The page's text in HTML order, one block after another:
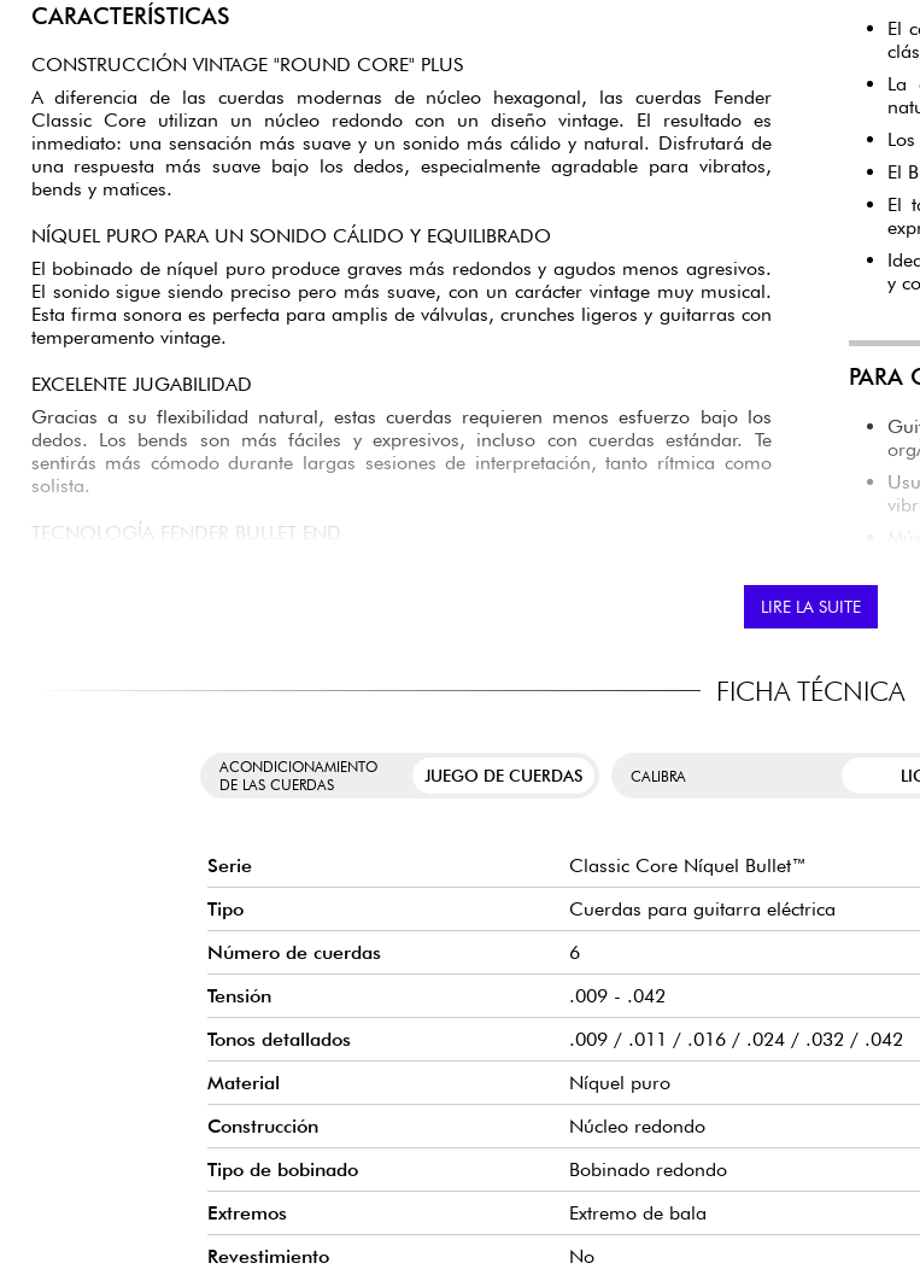
CARACTERÍSTICAS
CONSTRUCCIÓN VINTAGE "ROUND CORE" PLUS
A diferencia de las cuerdas modernas de núcleo hexagonal, las cuerdas Fender
Classic Core utilizan un núcleo redondo con un diseño vintage. El resultado es
inmediato: una sensación más suave y un sonido más cálido y natural. Disfrutará de
una respuesta más suave bajo los dedos, especialmente agradable para vibratos,
bends y matices.
NÍQUEL PURO PARA UN SONIDO CÁLIDO Y EQUILIBRADO
El bobinado de níquel puro produce graves más redondos y agudos menos agresivos.
El sonido sigue siendo preciso pero más suave, con un carácter vintage muy musical.
Esta firma sonora es perfecta para amplis de válvulas, crunches ligeros y guitarras con
temperamento vintage.
EXCELENTE JUGABILIDAD
Gracias a su flexibilidad natural, estas cuerdas requieren menos esfuerzo bajo los
dedos. Los bends son más fáciles y expresivos, incluso con cuerdas estándar. Te
sentirás más cómodo durante largas sesiones de interpretación, tanto rítmica como
solista.
TECNOLOGÍA FENDER BULLET END
de las guitarras Fender compatibles. El resultado es una mayor estabilidad de
afinación y un sustain más suave. Esto es especialmente interesante para los usuarios
El
La
El
El
y
PARA
LIRE LA SUITE
FICHA TÉCNICA
ACONDICIONAMIENTO
DE LAS CUERDAS
JUEGO DE CUERDAS CALIBRA
Serie
Classic Core Níquel Bullet™
Tipo
Cuerdas para guitarra eléctrica
Número de cuerdas
6
Tensión
.009 - .042
Tonos detallados
.009 / .011 / .016 / .024 / .032 / .042
Material
Níquel puro
Construcción
Núcleo redondo
Tipo de bobinado
Bobinado redondo
Extremos
Extremo de bala
Revestimiento
No